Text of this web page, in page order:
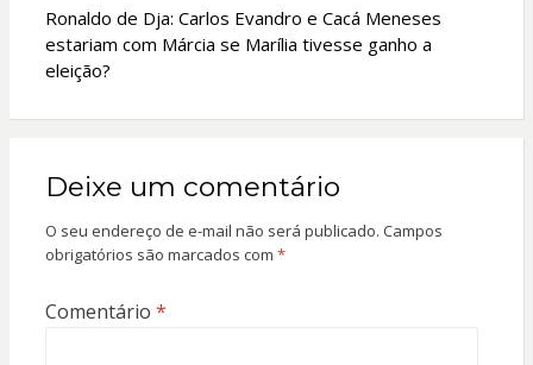
Ronaldo de Dja: Carlos Evandro e Cacá Meneses
estariam com Márcia se Marília tivesse ganho a
eleição?
Deixe um comentário
O seu endereço de e-mail não será publicado. Campos
obrigatórios são marcados com *
Comentário *